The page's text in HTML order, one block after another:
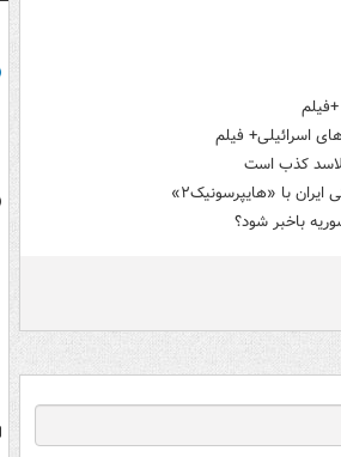
اسرائیلی+ فیلم
کذب است
باخبر شود؟